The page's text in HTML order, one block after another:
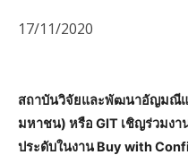
17/11/2020
สถาบันวิจัยและพัฒนาอัญมณีแ
มหาชน) หรือ GIT เชิญร่วมง
ประดับในงาน Buy with